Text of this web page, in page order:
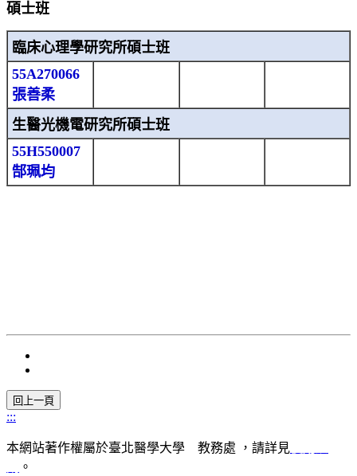
碩士班
臨床心理學研究所碩士班
55A270066
張善柔
生醫光機電研究所碩士班
55H550007
郜珮均
:::
本網站著作權屬於臺北醫學大學 教務處 ，請詳見
。